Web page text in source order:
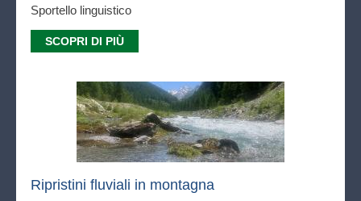
Sportello linguistico
SCOPRI DI PIÙ
Ripristini fluviali in montagna